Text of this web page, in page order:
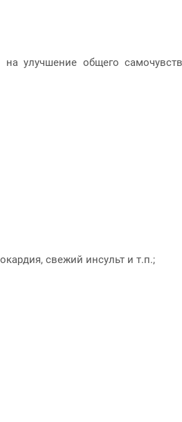
улучшение общего
свежий инсульт и т.п.;